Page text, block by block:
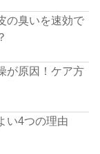
の臭いを速効で
が原因！ケア方
い4つの理由